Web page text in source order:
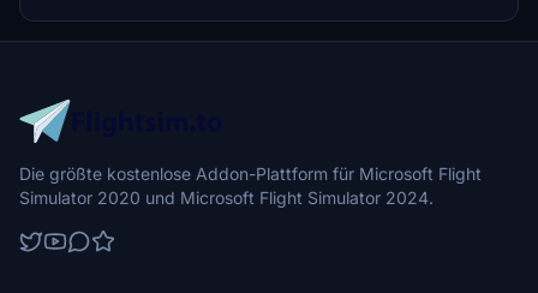
Die größte kostenlose Addon-Plattform für Microsoft Flight
Simulator 2020 und Microsoft Flight Simulator 2024.